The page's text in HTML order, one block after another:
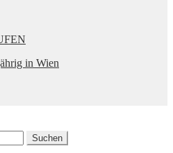
in Wien
Suchen